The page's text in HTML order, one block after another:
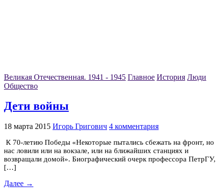
Великая Отечественная. 1941 - 1945 Главное История Люди
Общество
Дети войны
18 марта 2015 Игорь Григович 4 комментария
К 70-летию Победы «Некоторые пытались сбежать на фронт, но
нас ловили или на вокзале, или на ближайших станциях и
возвращали домой». Биографический очерк профессора ПетрГУ,
[…]
Далее →